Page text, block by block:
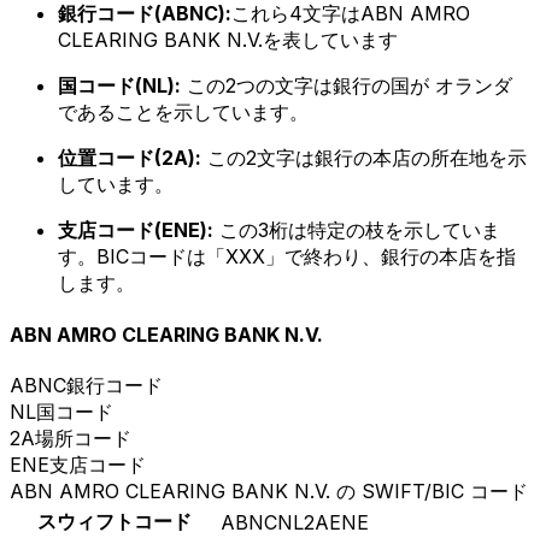
銀行コード(ABNC):これら4文字はABN AMRO
CLEARING BANK N.V.を表しています
国コード(NL): この2つの文字は銀行の国が オランダ
であることを示しています。
位置コード(2A): この2文字は銀行の本店の所在地を示
しています。
支店コード(ENE): この3桁は特定の枝を示していま
す。BICコードは「XXX」で終わり、銀行の本店を指
します。
ABN AMRO CLEARING BANK N.V.
ABNC銀行コード
NL国コード
2A場所コード
ENE支店コード
ABN AMRO CLEARING BANK N.V. の SWIFT/BIC コード
スウィフトコード
ABNCNL2AENE